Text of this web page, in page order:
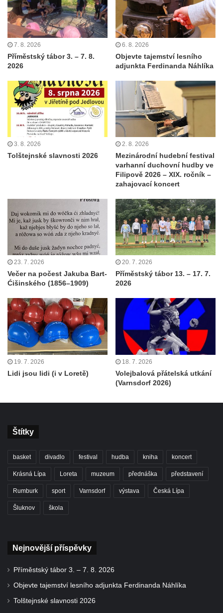
7. 8. 2026
Příměstský tábor 3. – 7. 8.
2026
6. 8. 2026
Objevte tajemství lesního
adjunkta Ferdinanda Náhlíka
3. 8. 2026
Tolštejnské slavnosti 2026
2. 8. 2026
Mezinárodní hudební festival
varhanní duchovní hudby ve
Filipově 2026 – XIX. ročník –
zahajovací koncert
23. 7. 2026
Večer na počest Jakuba Bart-
Ćišinského (1856–1909)
20. 7. 2026
Příměstský tábor 13. – 17. 7.
2026
19. 7. 2026
Lidi jsou lidi (i v Loretě)
18. 7. 2026
Volejbalová přátelská utkání
(Varnsdorf 2026)
Štítky
basket divadlo festival hudba kniha koncert
Krásná Lípa Loreta muzeum přednáška představení
Rumburk sport Varnsdorf výstava Česká Lípa
Šluknov škola
Nejnovější příspěvky
Příměstský tábor 3. – 7. 8. 2026
Objevte tajemství lesního adjunkta Ferdinanda Náhlíka
Tolštejnské slavnosti 2026